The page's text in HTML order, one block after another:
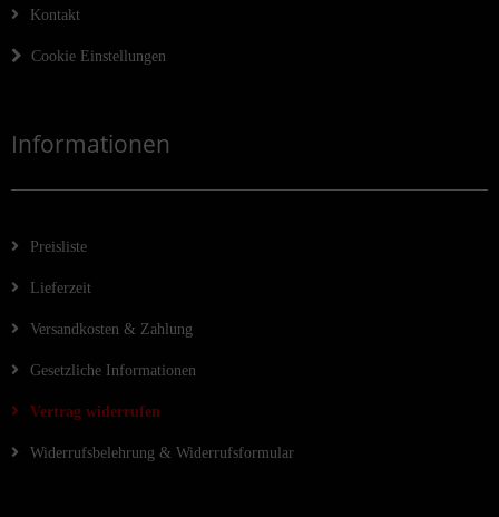
Kontakt
Cookie Einstellungen
Informationen
Preisliste
Lieferzeit
Versandkosten & Zahlung
Gesetzliche Informationen
Vertrag widerrufen
Widerrufsbelehrung & Widerrufsformular